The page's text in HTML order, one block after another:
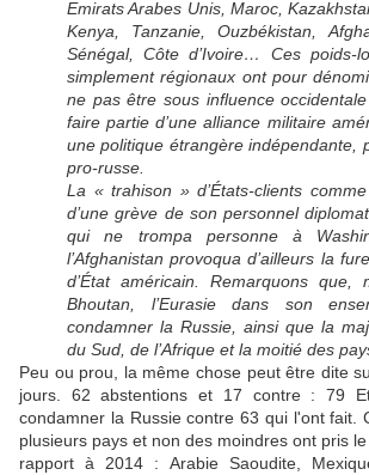
Emirats Arabes Unis, Maroc,
Kenya, Tanzanie, Ouzbékistan,
Sénégal, Côte d’Ivoire… Ces poids-
simplement régionaux ont pour
ne pas être sous influence
faire partie d’une alliance militaire
une politique étrangère indépendante,
pro-russe.
La « trahison » d’États-clients
d’une grève de son personnel
qui ne trompa personne à
l’Afghanistan provoqua d’ailleurs la
d’État américain. Remarquons
Bhoutan, l’Eurasie dans son
condamner la Russie, ainsi que la
du Sud, de l’Afrique et la moitié des
Peu ou prou, la même chose peut être dite
jours. 62 abstentions et 17 contre : 79
condamner la Russie contre 63 qui l'ont fait.
plusieurs pays et non des moindres ont pris
rapport à 2014 : Arabie Saoudite,